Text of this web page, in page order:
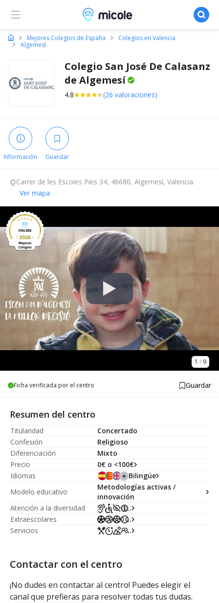
Micole, buscador de colegios
Mejores Colegios de España
Colegios en Valencia
Algemesí
Colegio San José De Calasanz
de Algemesí
4.8 (26 valoraciones)
Información Guardar
Carrer de les Escoles Pies 34, 46680, Algemesí, Valencia.
Ver mapa
1 / 9
Ficha verificada por el centro Guardar
Resumen del centro
Titularidad
Concertado
Confesión
Religioso
Diferenciación
Mixto
Precio
0€ o <100€
Idiomas
Bilingüe
Modelo educativo
Metodologías activas /
innovación
Atención a la diversidad
...
Extraescolares
...
Servicios
...
Contactar con el centro
¡No dudes en contactar al centro! Puedes elegir el
canal que prefieras para resolver todas tus dudas.